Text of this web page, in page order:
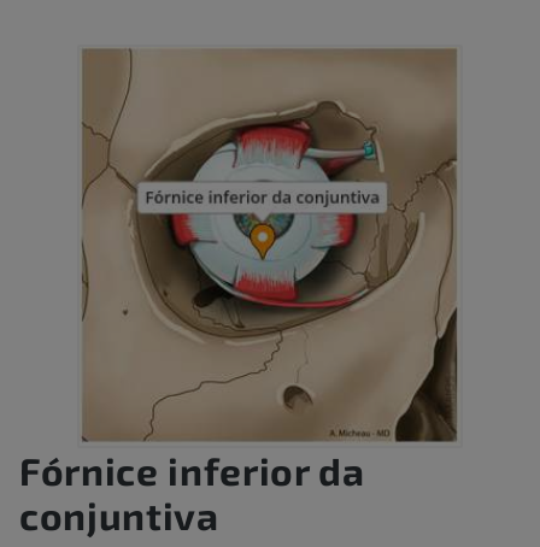
Fórnice inferior da
conjuntiva